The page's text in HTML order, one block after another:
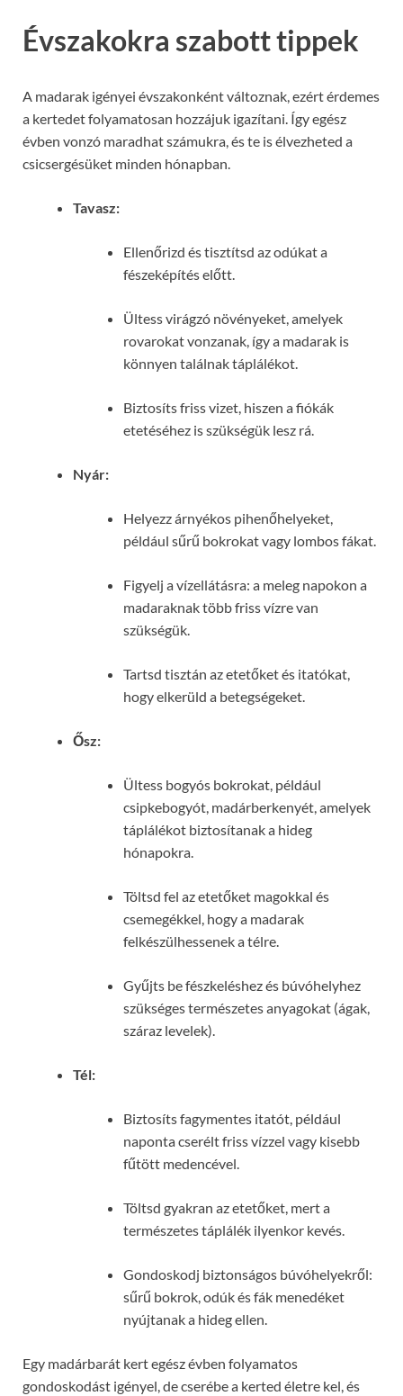
Évszakokra szabott tippek
A madarak igényei évszakonként változnak, ezért érdemes
a kertedet folyamatosan hozzájuk igazítani. Így egész
évben vonzó maradhat számukra, és te is élvezheted a
csicsergésüket minden hónapban.
Tavasz:
Ellenőrizd és tisztítsd az odúkat a
fészeképítés előtt.
Ültess virágzó növényeket, amelyek
rovarokat vonzanak, így a madarak is
könnyen találnak táplálékot.
Biztosíts friss vizet, hiszen a fiókák
etetéséhez is szükségük lesz rá.
Nyár:
Helyezz árnyékos pihenőhelyeket,
például sűrű bokrokat vagy lombos fákat.
Figyelj a vízellátásra: a meleg napokon a
madaraknak több friss vízre van
szükségük.
Tartsd tisztán az etetőket és itatókat,
hogy elkerüld a betegségeket.
Ősz:
Ültess bogyós bokrokat, például
csipkebogyót, madárberkenyét, amelyek
táplálékot biztosítanak a hideg
hónapokra.
Töltsd fel az etetőket magokkal és
csemegékkel, hogy a madarak
felkészülhessenek a télre.
Gyűjts be fészkeléshez és búvóhelyhez
szükséges természetes anyagokat (ágak,
száraz levelek).
Tél:
Biztosíts fagymentes itatót, például
naponta cserélt friss vízzel vagy kisebb
fűtött medencével.
Töltsd gyakran az etetőket, mert a
természetes táplálék ilyenkor kevés.
Gondoskodj biztonságos búvóhelyekről:
sűrű bokrok, odúk és fák menedéket
nyújtanak a hideg ellen.
Egy madárbarát kert egész évben folyamatos
gondoskodást igényel, de cserébe a kerted életre kel, és